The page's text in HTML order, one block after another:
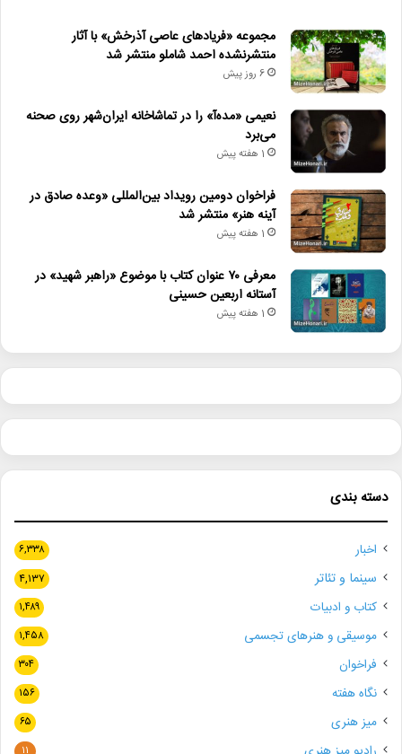
مجموعه «فریادهای عاصی آذرخش» با آثار
منتشرنشده احمد شاملو منتشر شد
6 روز پیش
نعیمی «مده‌آ» را در تماشاخانه ایران‌شهر روی صحنه
می‌برد
1 هفته پیش
فراخوان دومین رویداد بین‌المللی «وعده صادق در
آینه هنر» منتشر شد
1 هفته پیش
معرفی ۷۰ عنوان کتاب با موضوع «راهبر شهید» در
آستانه اربعین حسینی
1 هفته پیش
دسته بندی
اخبار ۶,۳۳۸
سینما و تئاتر ۴,۱۳۷
کتاب و ادبیات ۱,۴۸۹
موسیقی و هنرهای تجسمی ۱,۴۵۸
فراخوان ۳۰۴
نگاه هفته ۱۵۶
میز هنری ۶۵